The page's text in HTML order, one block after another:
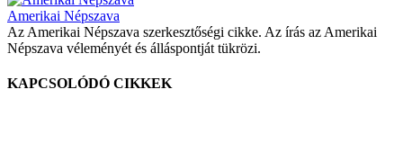
Amerikai Népszava
Az Amerikai Népszava szerkesztőségi cikke. Az írás az Amerikai
Népszava véleményét és álláspontját tükrözi.
KAPCSOLÓDÓ CIKKEK